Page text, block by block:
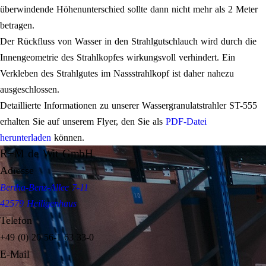
überwindende Höhenunterschied sollte dann nicht mehr als 2 Meter
betragen.
Der Rückfluss von Wasser in den Strahlgutschlauch wird durch die
Innengeometrie des Strahlkopfes wirkungsvoll verhindert. Ein
Verkleben des Strahlgutes im Nassstrahlkopf ist daher nahezu
ausgeschlossen.
Detaillierte Informationen zu unserer Wassergranulatstrahler ST-555
erhalten Sie auf unserem Flyer, den Sie als PDF-Datei
herunterladen können.
R+M de Wit GmbH
Adresse
Bertha-Benz-Allee 7-11
42579 Heiligenhaus
Telefon
+49 (0) 20 56-1 63 33-0
E-Mail